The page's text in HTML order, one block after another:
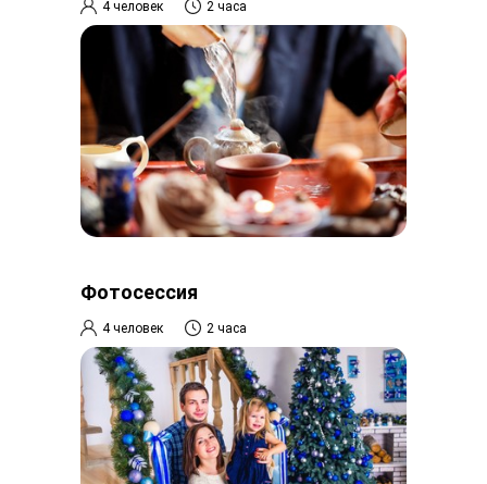
4 человек 2 часа
Фотосессия
4 человек 2 часа